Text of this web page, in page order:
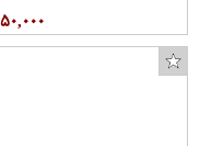
۵۰,۰۰۰